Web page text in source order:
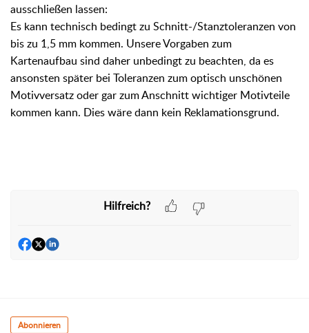
ausschließen lassen:
Es kann technisch bedingt zu Schnitt-/Stanztoleranzen von
bis zu 1,5 mm kommen. Unsere Vorgaben zum
Kartenaufbau sind daher unbedingt zu beachten, da es
ansonsten später bei Toleranzen zum optisch unschönen
Motivversatz oder gar zum Anschnitt wichtiger Motivteile
kommen kann. Dies wäre dann kein Reklamationsgrund.
Hilfreich?
Abonnieren